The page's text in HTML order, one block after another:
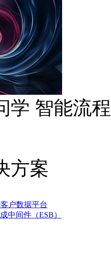
学 智能流
方案
户数据平台
中间件（ESB）